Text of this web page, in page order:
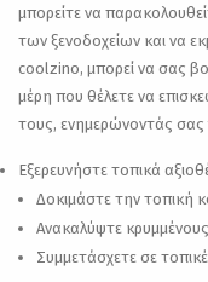
μπορείτε να
των ξενοδοχείων και να
coolzino, μπορεί να σας
μέρη που θέλετε να
τους, ενημερώνοντάς σας
Εξερευνήστε τοπικά
Δοκιμάστε την τοπική
Ανακαλύψτε
Συμμετάσχετε σε